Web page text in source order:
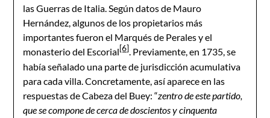
las Guerras de Italia. Según datos de Mauro
Hernández, algunos de los propietarios más
importantes fueron el Marqués de Perales y el
monasterio del Escorial[6]. Previamente, en 1735, se
había señalado una parte de jurisdicción acumulativa
para cada villa. Concretamente, así aparece en las
respuestas de Cabeza del Buey: “zentro de este partido,
que se compone de cerca de doscientos y cinquenta